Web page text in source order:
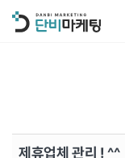
제휴업체 관리 ! ^^